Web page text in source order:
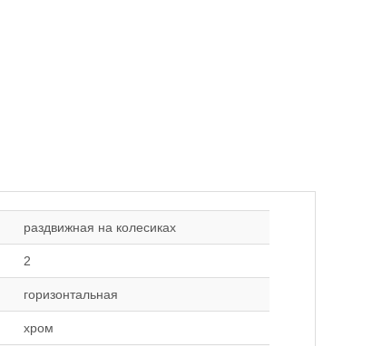
раздвижная на колесиках
2
горизонтальная
хром